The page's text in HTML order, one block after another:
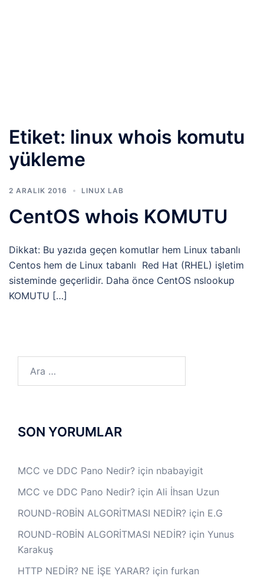
Etiket: linux whois komutu
yükleme
2 ARALIK 2016 LINUX LAB
CentOS whois KOMUTU
Dikkat: Bu yazıda geçen komutlar hem Linux tabanlı
Centos hem de Linux tabanlı Red Hat (RHEL) işletim
sisteminde geçerlidir. Daha önce CentOS nslookup
KOMUTU […]
SON YORUMLAR
MCC ve DDC Pano Nedir? için nbabayigit
MCC ve DDC Pano Nedir? için Ali İhsan Uzun
ROUND-ROBİN ALGORİTMASI NEDİR? için E.G
ROUND-ROBİN ALGORİTMASI NEDİR? için Yunus
Karakuş
HTTP NEDİR? NE İŞE YARAR? için furkan